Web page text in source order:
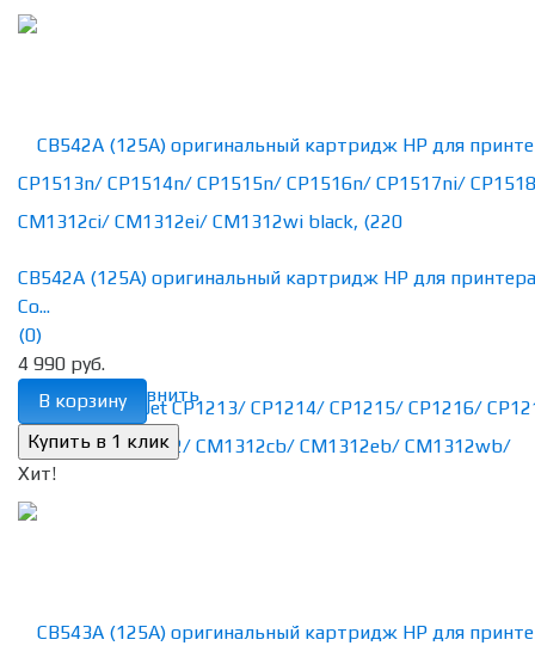
избранное сравнить
CB542A (125A) оригинальный картридж HP для
Co...
(0)
4 990 руб.
В корзину
Хит!